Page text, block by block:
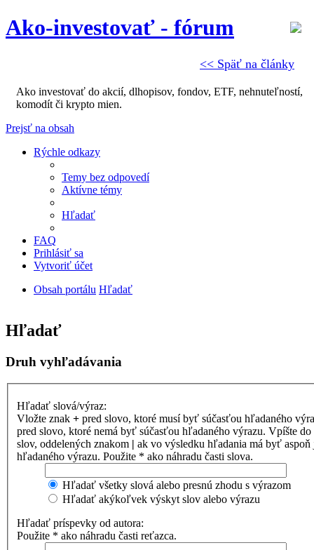
<< Späť na články
Ako-investovať - fórum
Ako investovať do akcií, dlhopisov, fondov, ETF, nehnuteľností,
komodít či krypto mien.
Prejsť na obsah
Rýchle odkazy
Temy bez odpovedí
Aktívne témy
Hľadať
FAQ
Prihlásiť sa
Vytvoriť účet
Obsah portálu Hľadať
Hľadať
Druh vyhľadávania
Hľadať slová/výraz:
Vložte znak + pred slovo, ktoré musí byť súčasťou hľadaného
pred slovo, ktoré nemá byť súčasťou hľadaného výrazu. Vpíšte
slov, oddelených znakom | ak vo výsledku hľadania má byť aspoň
hľadaného výrazu. Použite * ako náhradu časti slova.
Hľadať všetky slová alebo presnú zhodu s výrazom
Hľadať akýkoľvek výskyt slov alebo výrazu
Hľadať príspevky od autora:
Použite * ako náhradu časti reťazca.